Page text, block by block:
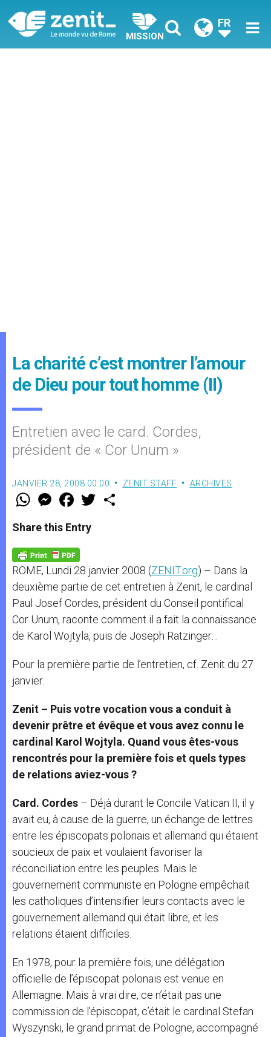
MISSION
FR
La charité c’est montrer l’amour
de Dieu pour tout homme (II)
Entretien avec le card. Cordes,
président de « Cor Unum »
JANVIER 28, 2008 00:00 ZENIT STAFF ARCHIVES
W
t
s
p
p
M
e
s
e
g
e
r
F
a
e
b
o
k
w
Share this Entry
ROME, Lundi 28 janvier 2008 (ZENIT.org) – Dans la
deuxième partie de cet entretien à Zenit, le cardinal
Paul Josef Cordes, président du Conseil pontifical
Cor Unum, raconte comment il a fait la connaissance
de Karol Wojtyla, puis de Joseph Ratzinger…
Pour la première partie de l’entretien, cf. Zenit du 27
janvier.
Zenit – Puis votre vocation vous a conduit à
devenir prêtre et évêque et vous avez connu le
cardinal Karol Wojtyla. Quand vous êtes-vous
rencontrés pour la première fois et quels types
de relations aviez-vous ?
Card. Cordes – Déjà durant le Concile Vatican II, il y
avait eu, à cause de la guerre, un échange de lettres
entre les épiscopats polonais et allemand qui étaient
soucieux de paix et voulaient favoriser la
réconciliation entre les peuples. Mais le
gouvernement communiste en Pologne empêchait
les catholiques d’intensifier leurs contacts avec le
gouvernement allemand qui était libre, et les
relations étaient difficiles.
En 1978, pour la première fois, une délégation
officielle de l’épiscopat polonais est venue en
Allemagne. Mais à vrai dire, ce n’était pas une
commission de l’épiscopat, c’était le cardinal Stefan
Wyszynski, le grand primat de Pologne, accompagné